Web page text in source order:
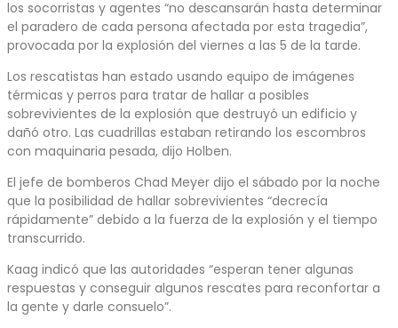
los socorristas y agentes “no descansarán hasta determinar
el paradero de cada persona afectada por esta tragedia”,
provocada por la explosión del viernes a las 5 de la tarde.
Los rescatistas han estado usando equipo de imágenes
térmicas y perros para tratar de hallar a posibles
sobrevivientes de la explosión que destruyó un edificio y
dañó otro. Las cuadrillas estaban retirando los escombros
con maquinaria pesada, dijo Holben.
El jefe de bomberos Chad Meyer dijo el sábado por la noche
que la posibilidad de hallar sobrevivientes “decrecía
rápidamente” debido a la fuerza de la explosión y el tiempo
transcurrido.
Kaag indicó que las autoridades “esperan tener algunas
respuestas y conseguir algunos rescates para reconfortar a
la gente y darle consuelo”.